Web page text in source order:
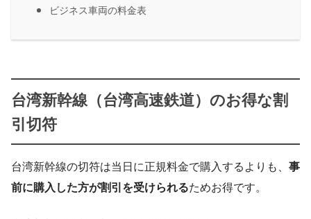
ビジネス車両の料金表
台湾新幹線（台湾高速鉄道）のお得な割
引切符
台湾新幹線の切符は当日に正規料金で購入するよりも、 事
前に購入した方が割引を受けられるためお得です。